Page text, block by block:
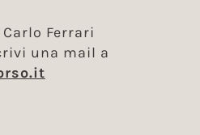
Ferrari
una mail a